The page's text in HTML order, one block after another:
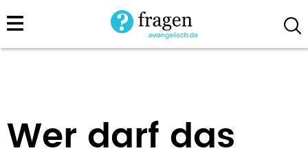
Direkt
zum
Wer darf das